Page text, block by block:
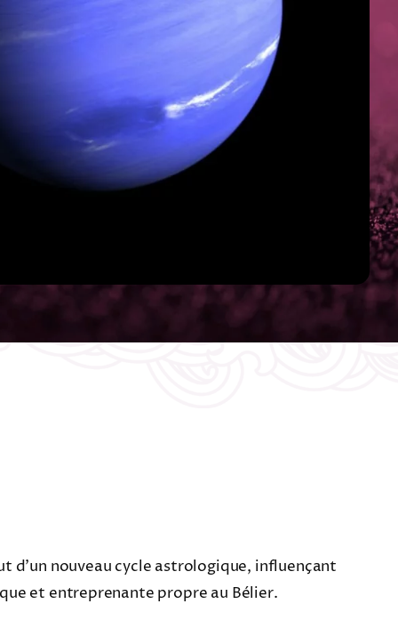
d’un nouveau cycle astrologique, influençant
et entreprenante propre au Bélier.